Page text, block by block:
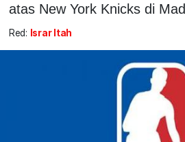
atas New York Knicks di
Red: Israr Itah